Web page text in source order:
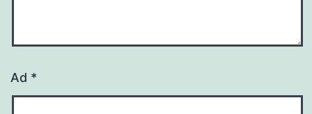
Ad *